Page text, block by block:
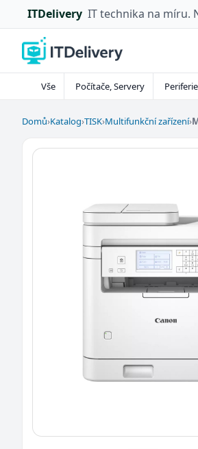
ITDelivery IT technika na míru.
Vše Počítače, Servery Periferie
Domů›Katalog›TISK›Multifunkční zařízení›